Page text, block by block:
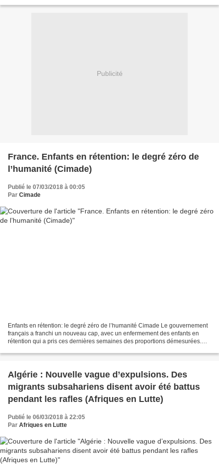
Publicité
France. Enfants en rétention: le degré zéro de
l’humanité (Cimade)
Publié le 07/03/2018 à 00:05
Par Cimade
Enfants en rétention: le degré zéro de l’humanité Cimade Le gouvernement
français a franchi un nouveau cap, avec un enfermement des enfants en
rétention qui a pris ces dernières semaines des proportions démesurées.
Algérie : Nouvelle vague d’expulsions. Des
migrants subsahariens disent avoir été battus
pendant les rafles (Afriques en Lutte)
Publié le 06/03/2018 à 22:05
Par Afriques en Lutte